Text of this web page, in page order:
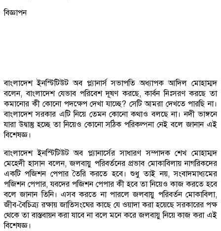
বিজ্ঞাপন
বাংলাদেশ ইনস্টিটিউট অব প্ল্যানার্স সভাপতি অধ্যাপক আদিল মোহাম্মদ
বলেন, বাংলাদেশ যেভাব পরিবেশ দূষণ করছে, কার্বন নিঃসরণ করছে তা
কমানোর কী কোনো পদক্ষেপ দেখা যাচ্ছে? সেটি আমরা দেখতে পারছি না।
বাংলাদেশ সরকার এটি নিয়ে তেমন কোনো কথাও বলছে না। নদী ভাঙ্গনে
যারা উদ্বাস্তু হচ্ছে তা নিয়েও কোনো সঠিক পরিকল্পনা নেই বলে জানান এই
বিশেষজ্ঞ।
বাংলাদেশ ইনস্টিটিউট অব প্ল্যানার্সের সাধারণ সম্পাদক শেখ মোহাম্মদ
মেহেদী হাসান বলেন, জলবায়ু পরিবর্তনের প্রভাব মোকাবিলায় নাগরিকদের
একটি পজিশন পেপার তৈরি করতে হবে। শুধু তাই নয়, সংবাদমাধ্যমের
পজিশন পেপার, যবদের পজিশন পেপার কী হবে তা নিয়েও কাজ করতে হবে
বলে জানান তিনি। এসব করতে না পারলে জলবায়ু পরিবর্তন মোকাবিলা,
জীব-বৈচিত্র্য রক্ষায় জাতিসংঘের কাছে যে ওয়াদা করা হয়েছে সরকারের পক্ষ
থেকে তা বাস্তবায়ন করা যাবে না বলে মনে করে জলবায়ু নিয়ে কাজ করা এই
বিশেষজ্ঞ।